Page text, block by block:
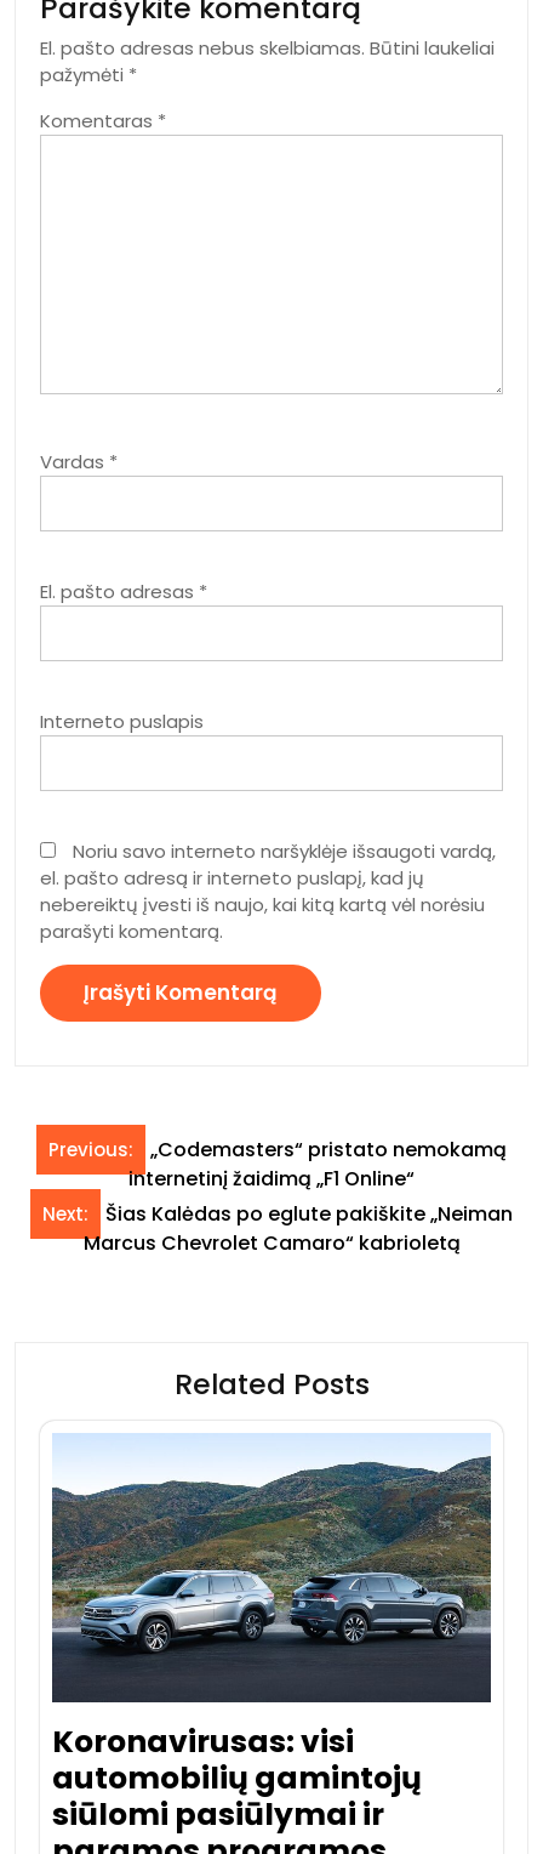
El. pašto adresas nebus skelbiamas. Būtini laukeliai
pažymėti *
Komentaras *
Vardas *
El. pašto adresas *
Interneto puslapis
Noriu savo interneto naršyklėje išsaugoti vardą,
el. pašto adresą ir interneto puslapį, kad jų
nebereiktų įvesti iš naujo, kai kitą kartą vėl norėsiu
parašyti komentarą.
Navigacija
tarp
įrašų
Previous:
„Codemasters“ pristato nemokamą
internetinį žaidimą „F1 Online“
Next:
Šias Kalėdas po eglute pakiškite „Neiman
Marcus Chevrolet Camaro“ kabrioletą
Related Posts
Koronavirusas: visi
automobilių gamintojų
siūlomi pasiūlymai ir